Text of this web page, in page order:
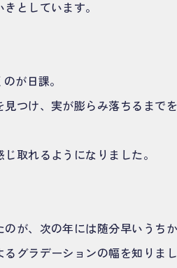
としています。
が日課。
つけ、実が膨らみ落ちるまでを
取れるようになりました。
が、次の年には随分早いうち
グラデーションの幅を知りまし